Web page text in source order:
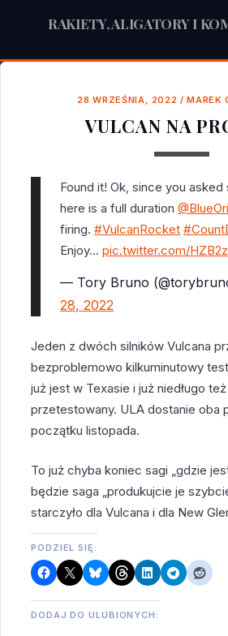
RAKIETY, ALIGATORY I
28 WRZEŚNIA, 2022 /MAREK
VULCAN NA
Found it! Ok, since you
here is a full duration
firing.#VulcanRocket
Enjoy…pic.twitter.com/
— Tory Bruno
28, 2022
Jeden z dwóch silników Vulcana
bezproblemowo kilkuminutowy
już jest w Texasie i już niedługo
przetestowany. ULA dostanie oba
początku listopada.
To już chyba koniec sagi „gdzie
będzie saga „produkujcie je
starczyło dla Vulcana i dla New
PODZIEL SIĘ:
DODAJ DO ULUBIONYCH: